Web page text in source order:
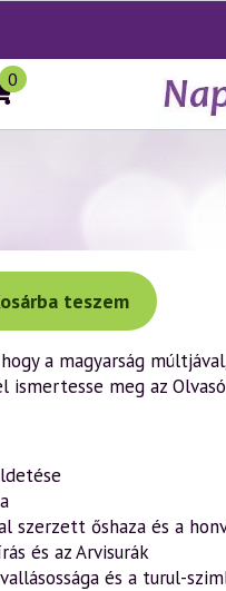
0
teszem
a magyarság
ismertesse meg az
szerzett őshaza és a
és az Arvisurák
és a turul-